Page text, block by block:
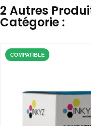
2 Autres
Catégorie :
COMPATIBLE